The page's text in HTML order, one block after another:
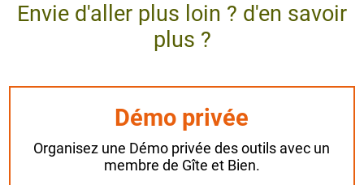
Envie d'aller plus loin ? d'en savoir
plus ?
Démo privée
Organisez une Démo privée des outils avec un
membre de Gîte et Bien.